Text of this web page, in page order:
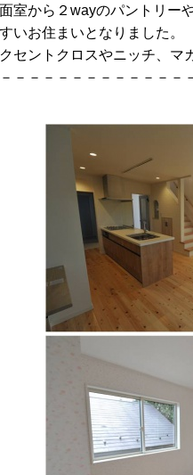
室から２wayのパントリー
いお住まいとなりました。
セントクロスやニッチ、マ
－－－－－－－－－－－